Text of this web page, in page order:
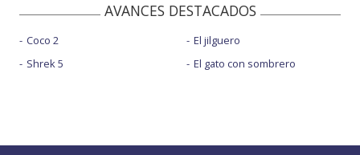
AVANCES DESTACADOS
Coco 2
Shrek 5
El jilguero
El gato con sombrero